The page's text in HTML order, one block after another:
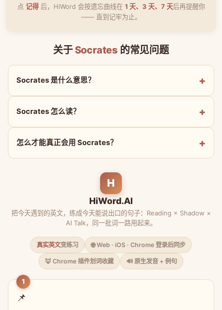
点 记得后，HiWord 会按遗忘曲线在 1 天、3 天、7 天后再提醒你
—— 直到记牢为止。
关于Socrates 的常见问题
Socrates 是什么意思？
Socrates 怎么读？
怎么才能真正会用 Socrates？
H
HiWord.AI
把今天遇到的英文，练成今天能说出口的句子：Reading × Shadow ×
AI Talk，同一批词一路用起来。
真实英文变练习 🌐 Web · iOS · Chrome 登录后同步
🦊 Chrome 插件划词收藏 🔊 原生发音 + 例句
1
📌